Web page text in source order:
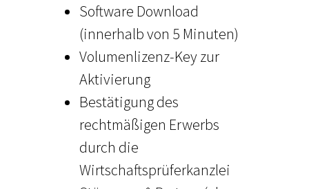
Software Download
(innerhalb von 5 Minuten)
Volumenlizenz-Key zur
Aktivierung
Bestätigung des
rechtmäßigen Erwerbs
durch die
Wirtschaftsprüferkanzlei